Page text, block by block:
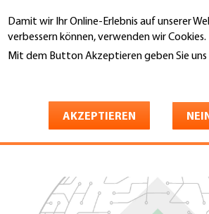
Damit wir Ihr Online-Erlebnis auf unserer
verbessern können, verwenden wir Cookies.
Mit dem Button Akzeptieren geben Sie uns
AKZEPTIEREN
zum
Inhalt
Etappe 1 -
Wärmedämmung,